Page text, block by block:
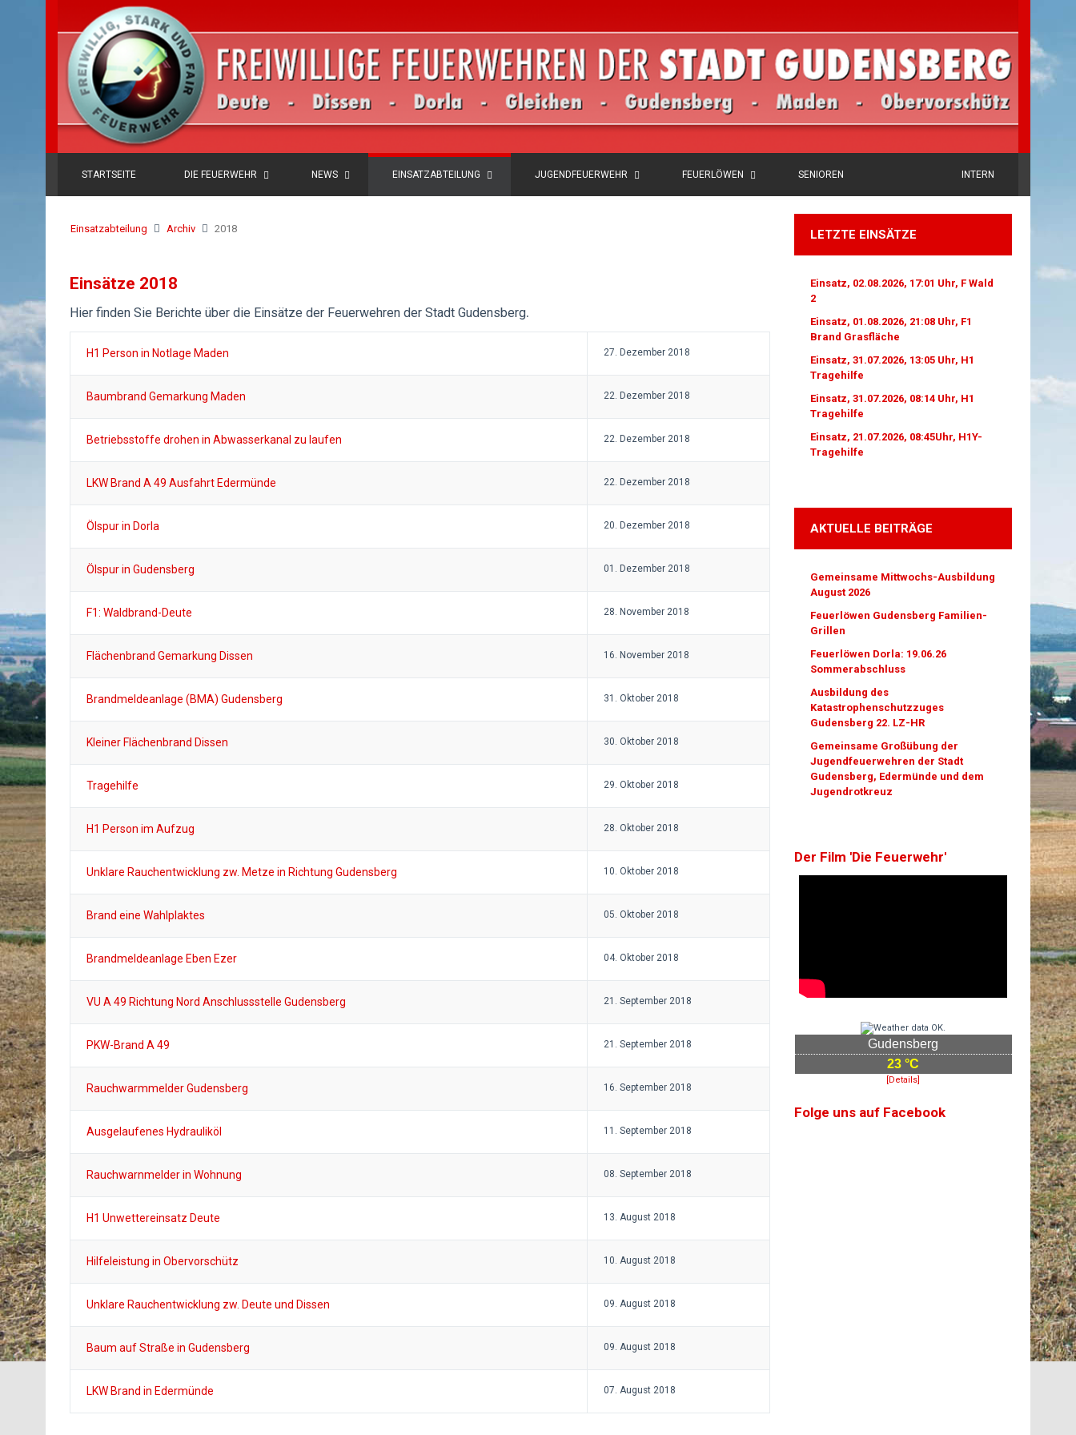
STARTSEITE DIE FEUERWEHR NEWS EINSATZABTEILUNG JUGENDFEUERWEHR FEUERLÖWEN SENIOREN INTERN
Einsatzabteilung Archiv 2018
Einsätze 2018
Hier finden Sie Berichte über die Einsätze der Feuerwehren der Stadt Gudensberg.
H1 Person in Notlage Maden 27. Dezember 2018
Baumbrand Gemarkung Maden 22. Dezember 2018
Betriebsstoffe drohen in Abwasserkanal zu laufen 22. Dezember 2018
LKW Brand A 49 Ausfahrt Edermünde 22. Dezember 2018
Ölspur in Dorla 20. Dezember 2018
Ölspur in Gudensberg 01. Dezember 2018
F1: Waldbrand-Deute 28. November 2018
Flächenbrand Gemarkung Dissen 16. November 2018
Brandmeldeanlage (BMA) Gudensberg 31. Oktober 2018
Kleiner Flächenbrand Dissen 30. Oktober 2018
Tragehilfe 29. Oktober 2018
H1 Person im Aufzug 28. Oktober 2018
Unklare Rauchentwicklung zw. Metze in Richtung Gudensberg 10. Oktober 2018
Brand eine Wahlplaktes 05. Oktober 2018
Brandmeldeanlage Eben Ezer 04. Oktober 2018
VU A 49 Richtung Nord Anschlussstelle Gudensberg 21. September 2018
PKW-Brand A 49 21. September 2018
Rauchwarmmelder Gudensberg 16. September 2018
Ausgelaufenes Hydrauliköl 11. September 2018
Rauchwarnmelder in Wohnung 08. September 2018
H1 Unwettereinsatz Deute 13. August 2018
Hilfeleistung in Obervorschütz 10. August 2018
Unklare Rauchentwicklung zw. Deute und Dissen 09. August 2018
Baum auf Straße in Gudensberg 09. August 2018
LKW Brand in Edermünde 07. August 2018
LETZTE EINSÄTZE
Einsatz, 02.08.2026, 17:01 Uhr, F Wald
2
Einsatz, 01.08.2026, 21:08 Uhr, F1
Brand Grasfläche
Einsatz, 31.07.2026, 13:05 Uhr, H1
Tragehilfe
Einsatz, 31.07.2026, 08:14 Uhr, H1
Tragehilfe
Einsatz, 21.07.2026, 08:45Uhr, H1Y-
Tragehilfe
AKTUELLE BEITRÄGE
Gemeinsame Mittwochs-Ausbildung
August 2026
Feuerlöwen Gudensberg Familien-
Grillen
Feuerlöwen Dorla: 19.06.26
Sommerabschluss
Ausbildung des
Katastrophenschutzzuges
Gudensberg 22. LZ-HR
Gemeinsame Großübung der
Jugendfeuerwehren der Stadt
Gudensberg, Edermünde und dem
Jugendrotkreuz
Der Film 'Die Feuerwehr'
Gudensberg
23 °C
[Details]
Folge uns auf Facebook